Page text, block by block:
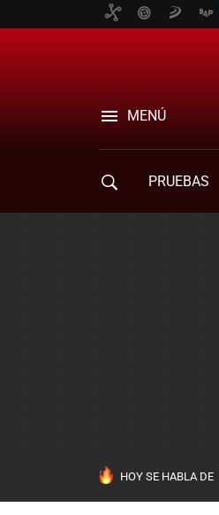
MENÚ
PRUEBAS
HOY SE HABLA DE